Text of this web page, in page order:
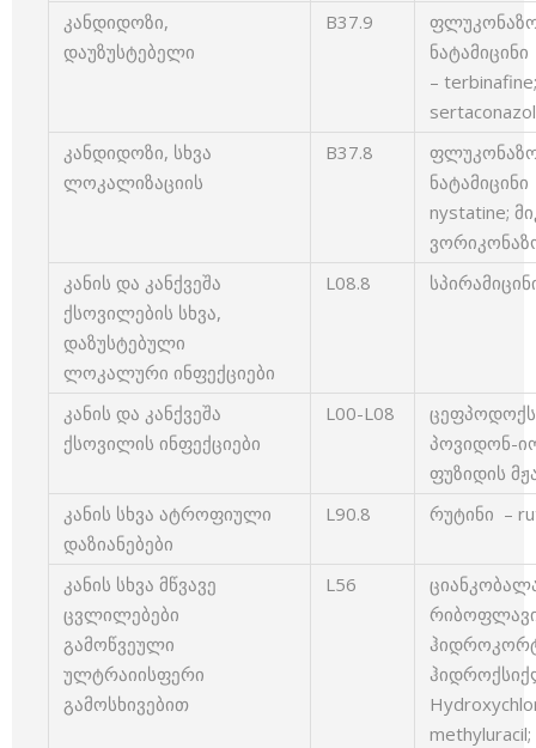
კანდიდოზი,
დაუზუსტებელი
B37.9
–
კანდიდოზი, სხვა
ლოკალიზაციის
B37.8
nystatine;
კანის და კანქვეშა
ქსოვილების სხვა,
დაზუსტებული
ლოკალური ინფექციები
L08.8
კანის და კანქვეშა
ქსოვილის ინფექციები
L00-L08
პოვიდონ-
ფუზიდის
კანის სხვა ატროფიული
დაზიანებები
L90.8 რუტინი –
კანის სხვა მწვავე
ცვლილებები
გამოწვეული
ულტრაიისფერი
გამოსხივებით
L56